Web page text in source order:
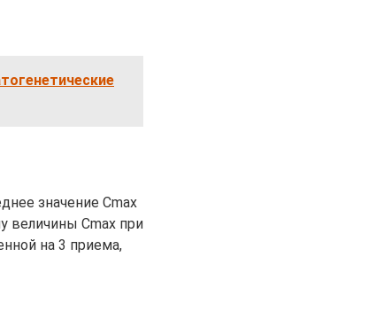
значение Cmax
величины Cmax при
на 3 приема,